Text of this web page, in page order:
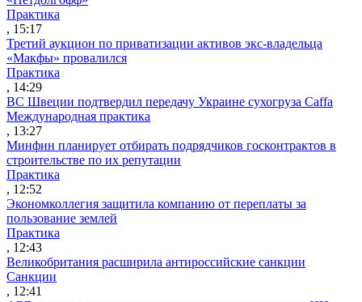
Практика
, 15:17
Третий аукцион по приватизации активов экс-владельца
«Макфы» провалился
Практика
, 14:29
ВС Швеции подтвердил передачу Украине сухогруза Caffa
Международная практика
, 13:27
Минфин планирует отбирать подрядчиков госконтрактов в
строительстве по их репутации
Практика
, 12:52
Экономколлегия защитила компанию от переплаты за
пользование землей
Практика
, 12:43
Великобритания расширила антироссийские санкции
Санкции
, 12:41